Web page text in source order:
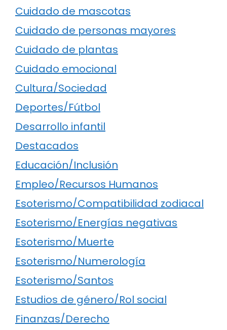
Cuidado de mascotas
Cuidado de personas mayores
Cuidado de plantas
Cuidado emocional
Cultura/Sociedad
Deportes/Fútbol
Desarrollo infantil
Destacados
Educación/Inclusión
Empleo/Recursos Humanos
Esoterismo/Compatibilidad zodiacal
Esoterismo/Energías negativas
Esoterismo/Muerte
Esoterismo/Numerología
Esoterismo/Santos
Estudios de género/Rol social
Finanzas/Derecho